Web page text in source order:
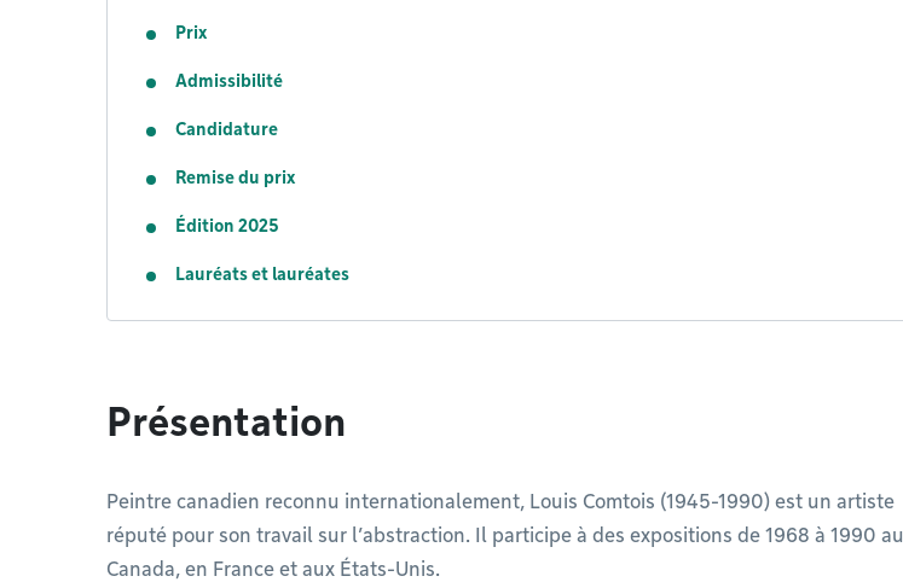
Prix
Admissibilité
Candidature
Remise du prix
Édition 2025
Lauréats et lauréates
Présentation
Peintre canadien reconnu internationalement, Louis Comtois (1945-1990) est un artiste
réputé pour son travail sur l’abstraction. Il participe à des expositions de 1968 à 1990 au
Canada, en France et aux États-Unis.